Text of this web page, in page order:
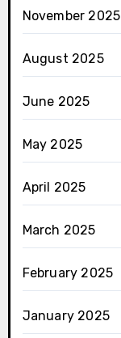
November 2025
August 2025
June 2025
May 2025
April 2025
March 2025
February 2025
January 2025